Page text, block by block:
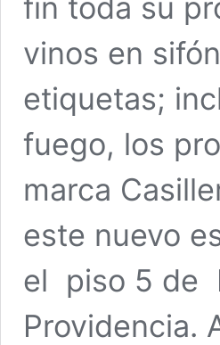
fin toda su
vinos en
etiquetas;
fuego, los
marca
este nuevo
el piso 5 de
Providencia.